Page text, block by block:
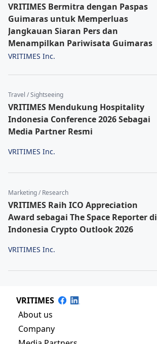
VRITIMES Bermitra dengan Paspas
Guimaras untuk Memperluas
Jangkauan Siaran Pers dan
Menampilkan Pariwisata Guimaras
VRITIMES Inc.
Travel / Sightseeing
VRITIMES Mendukung Hospitality
Indonesia Conference 2026 Sebagai
Media Partner Resmi
VRITIMES Inc.
Marketing / Research
VRITIMES Raih ICO Appreciation
Award sebagai The Space Reporter di
Indonesia Crypto Outlook 2026
VRITIMES Inc.
VRITIMES
About us
Company